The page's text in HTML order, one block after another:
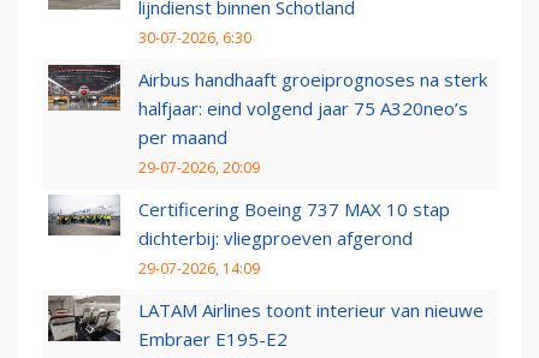
lijndienst binnen Schotland
30-07-2026, 6:30
Airbus handhaaft groeiprognoses na sterk
halfjaar: eind volgend jaar 75 A320neo’s
per maand
29-07-2026, 20:09
Certificering Boeing 737 MAX 10 stap
dichterbij: vliegproeven afgerond
29-07-2026, 14:09
LATAM Airlines toont interieur van nieuwe
Embraer E195-E2